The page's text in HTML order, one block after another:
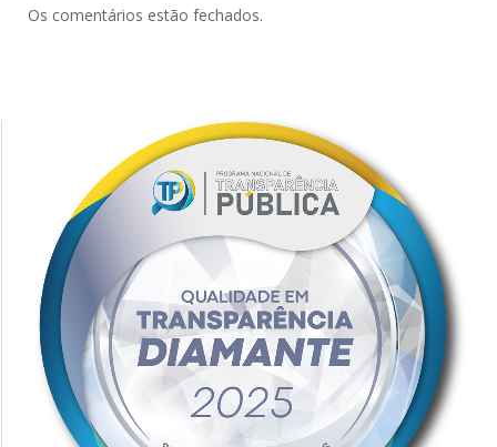
Os comentários estão fechados.